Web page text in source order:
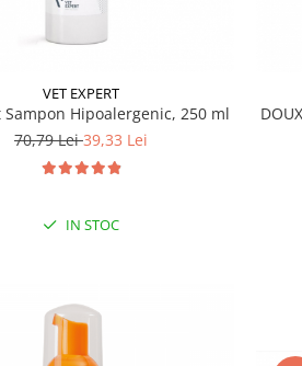
VET EXPERT
Sampon Hipoalergenic, 250 ml
70,79 Lei39,33 Lei
IN STOC